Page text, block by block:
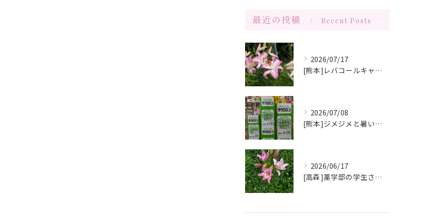
最近の投稿 Recent Posts
2026/07/17
[熊本]レバコールキャンペーン＆ガチャガチャ抽選会やっています‼️
2026/07/08
[熊本]ジメジメと暑い夏痒くてたまらない、皮膚炎が治らない、蕁麻疹が出やすくて悩んでいる方いませんか⁉️タウロミン錠でいつの間にか治ってしまったと大好評です💞
2026/06/17
[高森]薬学部の学生さんが薬局製剤の実習にきてくれました✨桂枝茯苓丸つくり楽しかった!と帰って行きました☺️